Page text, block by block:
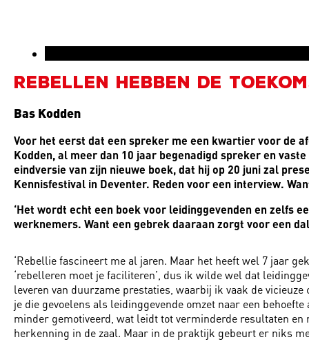
Rebellen hebben de
Bas Kodden
Voor het eerst dat een spreker me een kwartier voor de
Kodden, al meer dan 10 jaar begenadigd spreker en
eindversie van zijn nieuwe boek, dat hij op 20 juni zal
Kennisfestival in Deventer. Reden voor een interview.
‘Het wordt echt een boek voor leidinggevenden en zelfs
werknemers. Want een gebrek daaraan zorgt voor een
‘Rebellie fascineert me al jaren. Maar het heeft wel 7 jaar
‘rebelleren moet je faciliteren’, dus ik wilde wel dat
leveren van duurzame prestaties, waarbij ik vaak de
je die gevoelens als leidinggevende omzet naar een
minder gemotiveerd, wat leidt tot verminderde resultaten
herkenning in de zaal. Maar in de praktijk gebeurt er niks